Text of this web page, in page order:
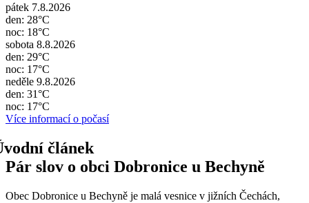
pátek 7.8.2026
den: 28°C
noc: 18°C
sobota 8.8.2026
den: 29°C
noc: 17°C
neděle 9.8.2026
den: 31°C
noc: 17°C
Více informací o počasí
Pár slov o obci Dobronice u Bechyně
Obec Dobronice u Bechyně je malá vesnice v jižních Čechách,